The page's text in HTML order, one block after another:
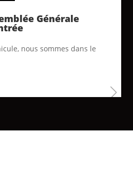
Générale
nous sommes dans le